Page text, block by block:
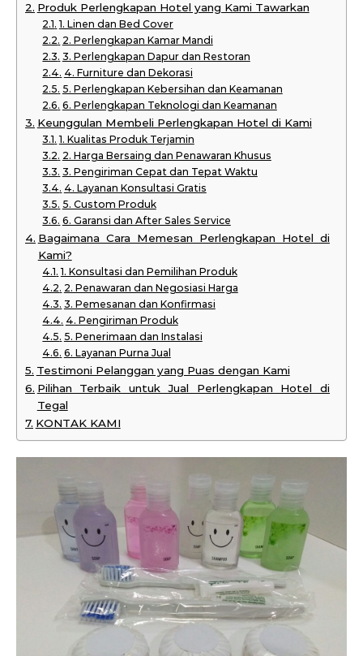
Produk Perlengkapan Hotel yang Kami Tawarkan
1. Linen dan Bed Cover
2. Perlengkapan Kamar Mandi
3. Perlengkapan Dapur dan Restoran
4. Furniture dan Dekorasi
5. Perlengkapan Kebersihan dan Keamanan
6. Perlengkapan Teknologi dan Keamanan
Keunggulan Membeli Perlengkapan Hotel di Kami
1. Kualitas Produk Terjamin
2. Harga Bersaing dan Penawaran Khusus
3. Pengiriman Cepat dan Tepat Waktu
4. Layanan Konsultasi Gratis
5. Custom Produk
6. Garansi dan After Sales Service
Bagaimana Cara Memesan Perlengkapan Hotel di
Kami?
1. Konsultasi dan Pemilihan Produk
2. Penawaran dan Negosiasi Harga
3. Pemesanan dan Konfirmasi
4. Pengiriman Produk
5. Penerimaan dan Instalasi
6. Layanan Purna Jual
Testimoni Pelanggan yang Puas dengan Kami
Pilihan Terbaik untuk Jual Perlengkapan Hotel di
Tegal
KONTAK KAMI